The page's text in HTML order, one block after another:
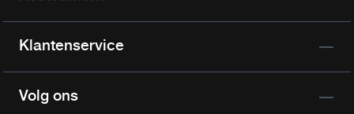
Klantenservice
Volg ons